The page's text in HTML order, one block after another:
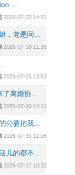
...
2026-07-25 14:01
，老是问...
2026-07-18 11:35
2026-07-15 13:53
离婚协...
2026-07-30 14:11
公婆把我...
2026-07-31 12:06
儿的都不...
2026-07-17 10:32